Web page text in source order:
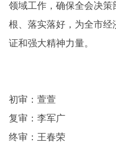
领域工作，确保全会决
根、落实落好，为全市
证和强大精神力量。
初审：萱萱
复审：李军广
终审：王春荣